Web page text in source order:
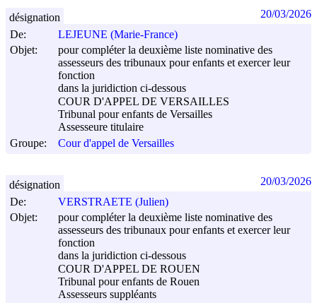
De:
LEJEUNE (Marie-France)
Objet:
pour compléter la deuxième liste nominative des
assesseurs des tribunaux pour enfants et exercer leur
fonction
dans la juridiction ci-dessous
COUR D'APPEL DE VERSAILLES
Tribunal pour enfants de Versailles
Assesseure titulaire
Groupe:
Cour d'appel de Versailles
désignation 20/03/2026
De:
VERSTRAETE (Julien)
Objet:
pour compléter la deuxième liste nominative des
assesseurs des tribunaux pour enfants et exercer leur
fonction
dans la juridiction ci-dessous
COUR D'APPEL DE ROUEN
Tribunal pour enfants de Rouen
Assesseurs suppléants
désignation 20/03/2026